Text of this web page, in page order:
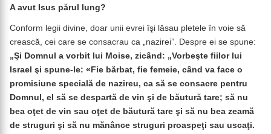
A avut Isus părul lung?
Conform legii divine, doar unii evrei îşi lăsau pletele în voie să
crească, cei care se consacrau ca „nazirei”. Despre ei se spune:
„Şi Domnul a vorbit lui Moise, zicând: „Vorbeşte fiilor lui
Israel şi spune-le: «Fie bărbat, fie femeie, când va face o
promisiune specială de nazireu, ca să se consacre pentru
Domnul, el să se despartă de vin şi de băutură tare; să nu
bea oţet de vin sau oţet de băutură tare şi să nu bea zeamă
de struguri şi să nu mănânce struguri proaspeţi sau uscaţi.